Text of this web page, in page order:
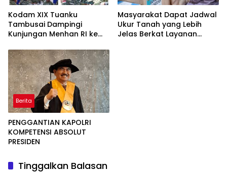
Kodam XIX Tuanku
Tambusai Dampingi
Kunjungan Menhan RI ke
Perkuat Pembangunan
Satuan
Masyarakat Dapat Jadwal
Ukur Tanah yang Lebih
Jelas Berkat Layanan
Berita
PENGGANTIAN KAPOLRI
KOMPETENSI ABSOLUT
PRESIDEN
Tinggalkan Balasan